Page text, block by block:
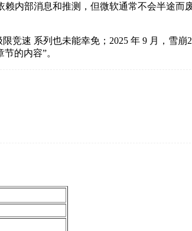
内部消息和推测，但微软通常不会半途
限竞速 系列也未能幸免；2025 年 9 月，
的内容”。